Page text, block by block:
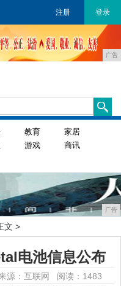
注册 登录
广告
教育
家居
游戏
商讯
广告
文 >
电池信息公布
源：互联网 阅读：1483